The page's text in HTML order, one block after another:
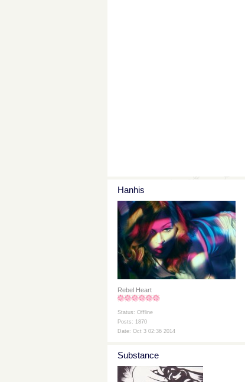
Hanhis
Rebel Heart
Status: Offline
Posts: 1870
Date: Oct 3 02:36 2014
Substance